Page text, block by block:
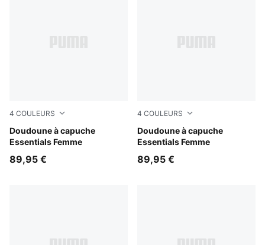
4 COULEURS
Doudoune à capuche
Essentials Femme
Alpine Snow
89,95 €
4 COULEURS
Doudoune à capuche
Essentials Femme
Ruby Noir
89,95 €